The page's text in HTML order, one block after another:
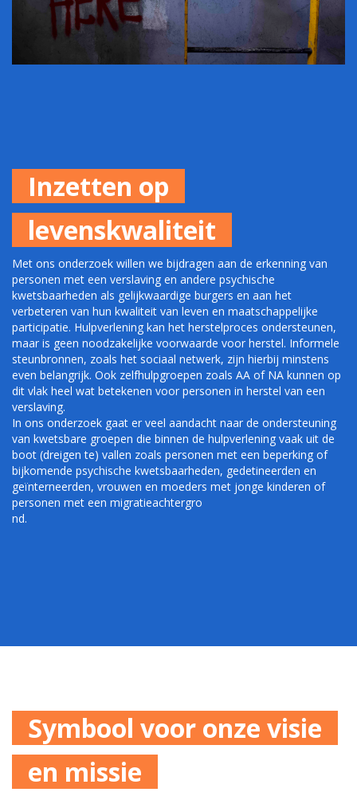
Inzetten op
levenskwaliteit
Met ons onderzoek willen we bijdragen aan de erkenning van
personen met een verslaving en andere psychische
kwetsbaarheden als gelijkwaardige burgers en aan het
verbeteren van hun kwaliteit van leven en maatschappelijke
participatie. Hulpverlening kan het herstelproces ondersteunen,
maar is geen noodzakelijke voorwaarde voor herstel. Informele
steunbronnen, zoals het sociaal netwerk, zijn hierbij minstens
even belangrijk. Ook zelfhulpgroepen zoals AA of NA kunnen op
dit vlak heel wat betekenen voor personen in herstel van een
verslaving.
In ons onderzoek gaat er veel aandacht naar de ondersteuning
van kwetsbare groepen die binnen de hulpverlening vaak uit de
boot (dreigen te) vallen zoals personen met een beperking of
bijkomende psychische kwetsbaarheden, gedetineerden en
geïnterneerden, vrouwen en moeders met jonge kinderen of
personen met een migratieachtergro
nd.
Symbool voor onze visie
en missie